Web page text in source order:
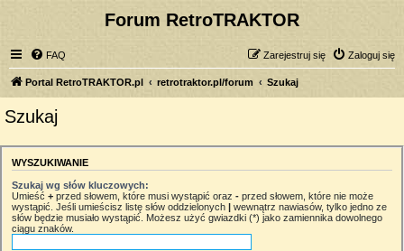
Forum RetroTRAKTOR
FAQ Zaloguj się
Zarejestruj się
Portal RetroTRAKTOR.pl retrotraktor.pl/forum Szukaj
Szukaj
WYSZUKIWANIE
Szukaj wg słów kluczowych:
Umieść + przed słowem, które musi wystąpić oraz - przed słowem, które nie może
wystąpić. Jeśli umieścisz listę słów oddzielonych | wewnątrz nawiasów, tylko jedno ze
słów będzie musiało wystąpić. Możesz użyć gwiazdki (*) jako zamiennika dowolnego
ciągu znaków.